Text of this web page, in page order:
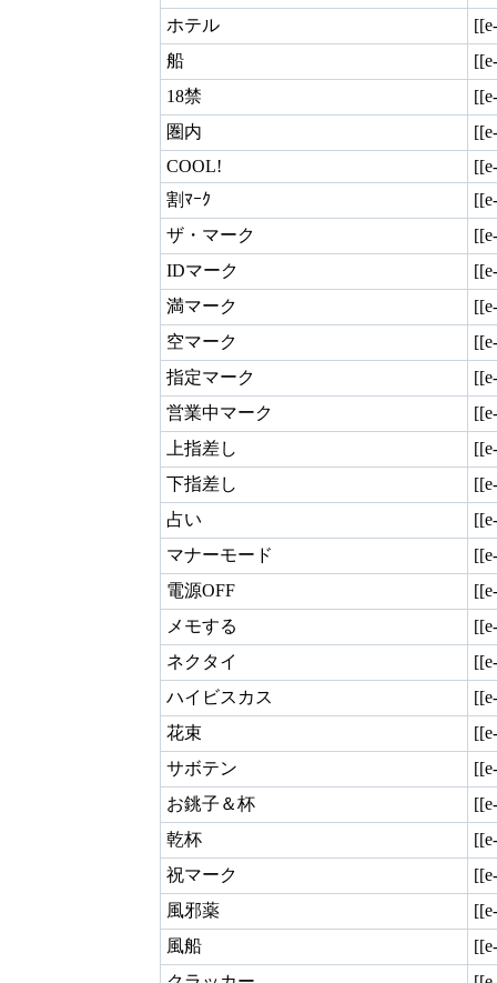
ホテル
船
18禁
圏内
COOL!
割ﾏｰｸ
ザ・マーク
IDマーク
満マーク
空マーク
指定マーク
営業中マーク
上指差し
下指差し
占い
マナーモード
電源OFF
メモする
ネクタイ
ハイビスカス
花束
サボテン
お銚子＆杯
乾杯
祝マーク
風邪薬
風船